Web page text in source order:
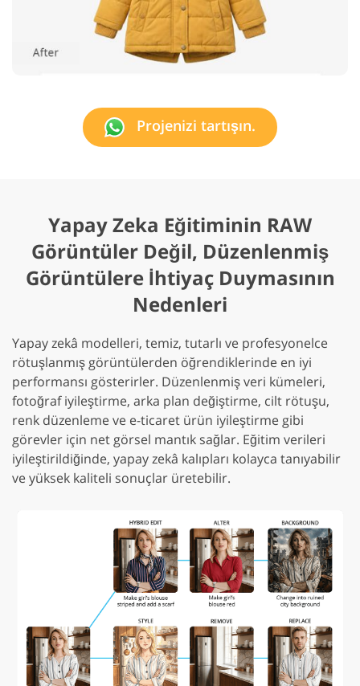
Projenizi tartışın.
Yapay Zeka Eğitiminin RAW
Görüntüler Değil, Düzenlenmiş
Görüntülere İhtiyaç Duymasının
Nedenleri
Yapay zekâ modelleri, temiz, tutarlı ve profesyonelce
rötuşlanmış görüntülerden öğrendiklerinde en iyi
performansı gösterirler. Düzenlenmiş veri kümeleri,
fotoğraf iyileştirme, arka plan değiştirme, cilt rötuşu,
renk düzenleme ve e-ticaret ürün iyileştirme gibi
görevler için net görsel mantık sağlar. Eğitim verileri
iyileştirildiğinde, yapay zekâ kalıpları kolayca tanıyabilir
ve yüksek kaliteli sonuçlar üretebilir.